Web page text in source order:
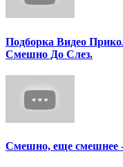
Подборка Видео
Смешно До Слез.
Смешно, еще смешнее